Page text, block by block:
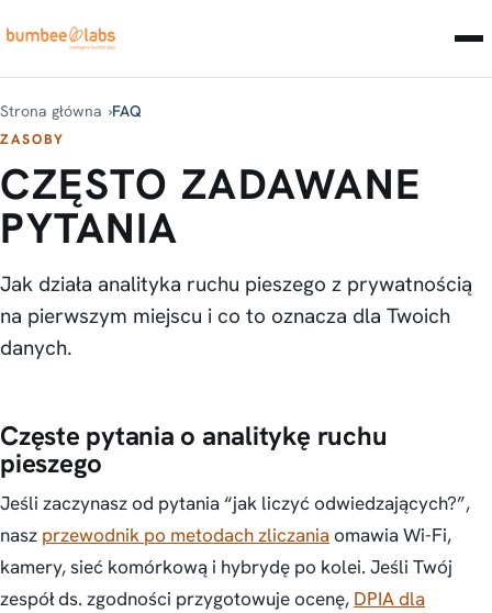
Strona główna FAQ
ZASOBY
CZĘSTO ZADAWANE
PYTANIA
Jak działa analityka ruchu pieszego z prywatnością
na pierwszym miejscu i co to oznacza dla Twoich
danych.
Częste pytania o analitykę ruchu
pieszego
Jeśli zaczynasz od pytania “jak liczyć odwiedzających?”,
nasz przewodnik po metodach zliczaniaomawia Wi-Fi,
kamery, sieć komórkową i hybrydę po kolei. Jeśli Twój
zespół ds. zgodności przygotowuje ocenę, DPIA dla